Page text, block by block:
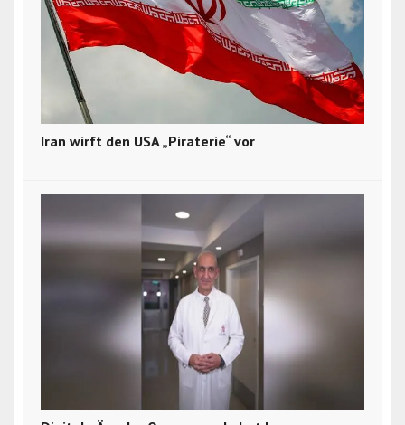
Iran wirft den USA „Piraterie“ vor